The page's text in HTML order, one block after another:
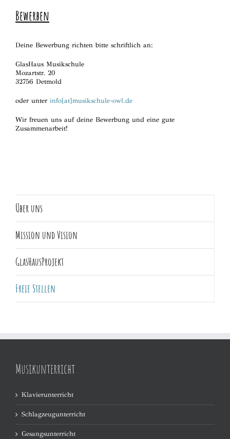
Bewerben
Deine Bewerbung richten bitte schriftlich an:
GlasHaus Musikschule
Mozartstr. 20
32756 Detmold
oder unter info[at]musikschule-owl.de
Wir freuen uns auf deine Bewerbung und eine gute
Zusammenarbeit!
Über uns
Mission und Vision
GlasHausProjekt
Freie Stellen
Musikunterricht
Klavierunterricht
Schlagzeugunterricht
Gesangsunterricht